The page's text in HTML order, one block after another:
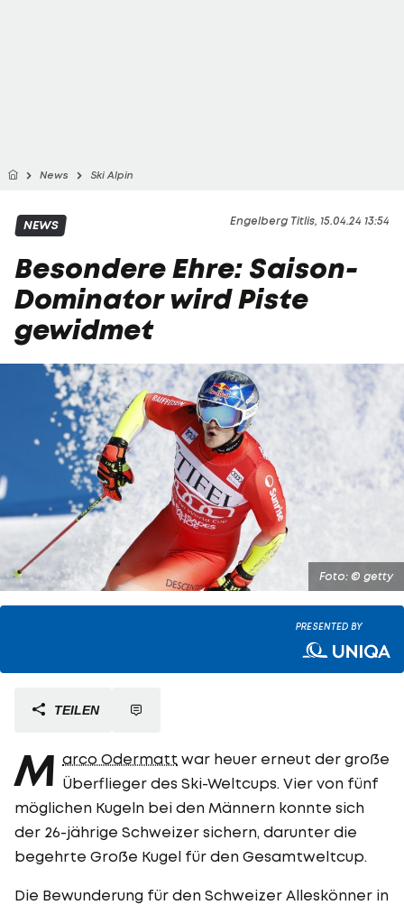
News Ski Alpin
Engelberg Titlis, 15.04.24 13:54
NEWS
Besondere Ehre: Saison-
Dominator wird Piste
gewidmet
Foto: © getty
PRESENTED BY
TEILEN
M arco Odermatt war heuer erneut der große
Überflieger des Ski-Weltcups. Vier von fünf
möglichen Kugeln bei den Männern konnte sich
der 26-jährige Schweizer sichern, darunter die
begehrte Große Kugel für den Gesamtweltcup.
Die Bewunderung für den Schweizer Alleskönner in